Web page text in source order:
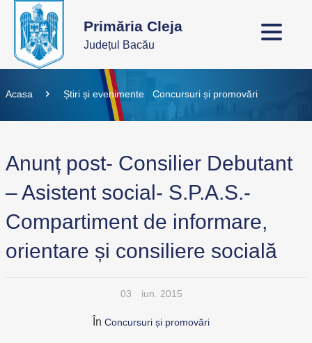
Primăria Cleja
Județul Bacău
Acasa Știri și evenimente Concursuri și promovări
Anunț post- Consilier Debutant
– Asistent social- S.P.A.S.-
Compartiment de informare,
orientare și consiliere socială
03 iun. 2015
În Concursuri și promovări